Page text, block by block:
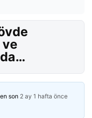
son 2 ay 1 hafta önce